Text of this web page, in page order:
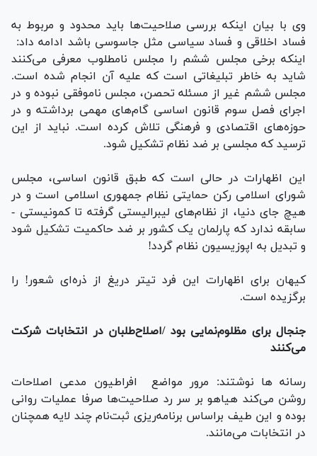
وی با بیان اینکه بررسی صلاحیت‌ها باید محدود و مربوط به
فساد اخلاقی و فساد سیاسی مثل جاسوسی باشد ادامه داد:
اینکه برخی مجلس ششم را مجلس نامطلوب معرفی می‌کنند
شاید به خاطر تبلیغاتی است که علیه آن انجام شده است.
مجلس ششم غیر از مسئله تحصن، مجلس ناموفقی نبوده و در
اجرای فصل سوم قانون اساسی گام‌های مهمی برداشته و در
حوزه‌های اقتصادی و فرهنگی تلاش کرده است. نباید از این
ترسید که مجلسی بر ضد نظام تشکیل شود.
این اظهارات در حالی است که طبق قانون اساسی، مجلس
شورای اسلامی رکن حمایتی نظام جمهوری اسلامی است و در
هیچ جای دنیا، از نظام‌های لیبرالیستی گرفته تا کمونیستی -
سابقه ندارد که پارلمان یک کشور بر ضد حاکمیت تشکیل شود
و تبدیل به اپوزیسیون نظام گردد!
کیهان برای اظهارات این فرد تیتر دریغ از ذره‌ای شعور! را
برگزیده است.
جنجال برای مظلوم‌نمایی بود /اصلاح‌طلبان در انتخابات شرکت
می‌کنند
رسانه ها نوشتند: مرور مواضع افراطیون مدعی‌ اصلاحات
روشن می‌کند هیاهو بر سر رد صلاحیت‌ها صرفا عملیات روانی
بوده و این طیف براساس برنامه‌ریزی ثبت‌نام چند لایه همچنان
در انتخابات می‌مانند.